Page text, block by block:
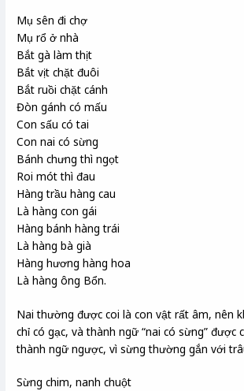
Mụ sên đi chợ
Mụ rổ ở nhà
Bắt gà làm thịt
Bắt vịt chặt đuôi
Bắt ruồi chặt cánh
Đòn gánh có mấu
Con sấu có tai
Con nai có sừng
Bánh chưng thì ngọt
Roi mót thì đau
Hàng trầu hàng cau
Là hàng con gái
Hàng bánh hàng trái
Là hàng bà già
Hàng hương hàng hoa
Là hàng ông Bổn.
Nai thường được coi là con vật rất âm, nên
chỉ có gạc, và thành ngữ “nai có sừng” được
thành ngữ ngược, vì sừng thường gắn với
Sừng chim, nanh chuột